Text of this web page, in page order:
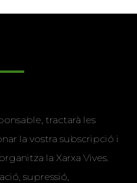
tractarà les
la vostra subscripció i
la Xarxa Vives.
supressió,